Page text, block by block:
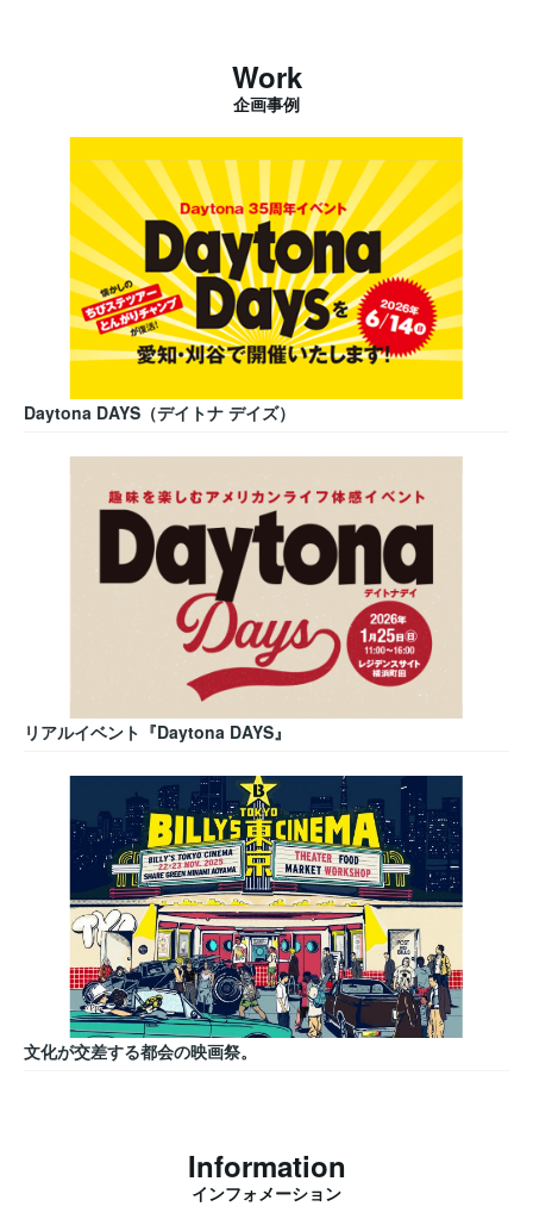
Work
企画事例
Daytona DAYS（デイトナ デイズ）
リアルイベント『Daytona DAYS』
文化が交差する都会の映画祭。
Information
インフォメーション